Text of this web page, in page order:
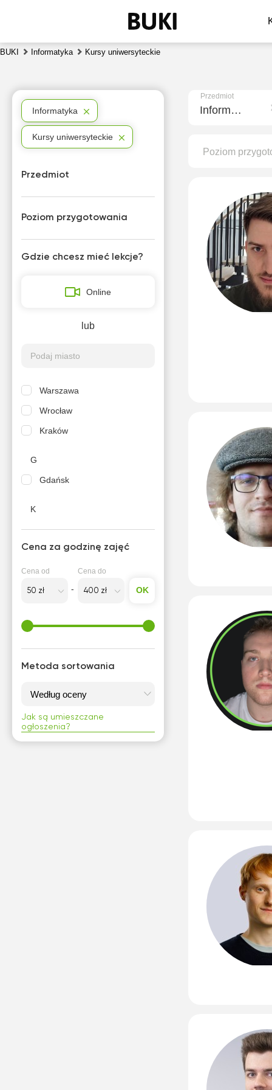
BUKI Informatyka Kursy uniwersyteckie
Przedmiot
Informatyka
Poziom
Informatyka
Kursy uniwersyteckie
Przedmiot
Poziom przygotowania
Gdzie chcesz mieć lekcje?
Online
lub
Warszawa
Wrocław
Kraków
G
Gdańsk
K
Katowice
Kołobrzeg
Koszalin
O
Olsztyn
P
Piła
Cena za godzinę zajęć
Cena od Cena do
OK
Metoda sortowania
Jak są umieszczane
ogłoszenia?